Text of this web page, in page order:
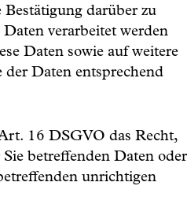
Bestätigung darüber zu
verarbeitet werden
Daten sowie auf weitere
Daten entsprechend
16 DSGVO das Recht,
betreffenden Daten oder
unrichtigen